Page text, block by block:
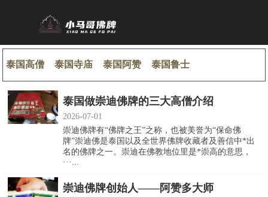
泰国高僧 泰国寺庙 泰国阿赞 泰国鲁士
泰国做崇迪佛牌的三大高僧介绍
2026-07-01
崇迪佛牌有“佛牌之王”之称，也被美誉为“保命佛
牌”崇迪佛是泰国以及全世界佛牌收藏者及善信中*出
名的佛牌之一。崇迪在佛教地位里是*崇高的意思，
···...
崇迪佛牌创始人——阿赞多大师